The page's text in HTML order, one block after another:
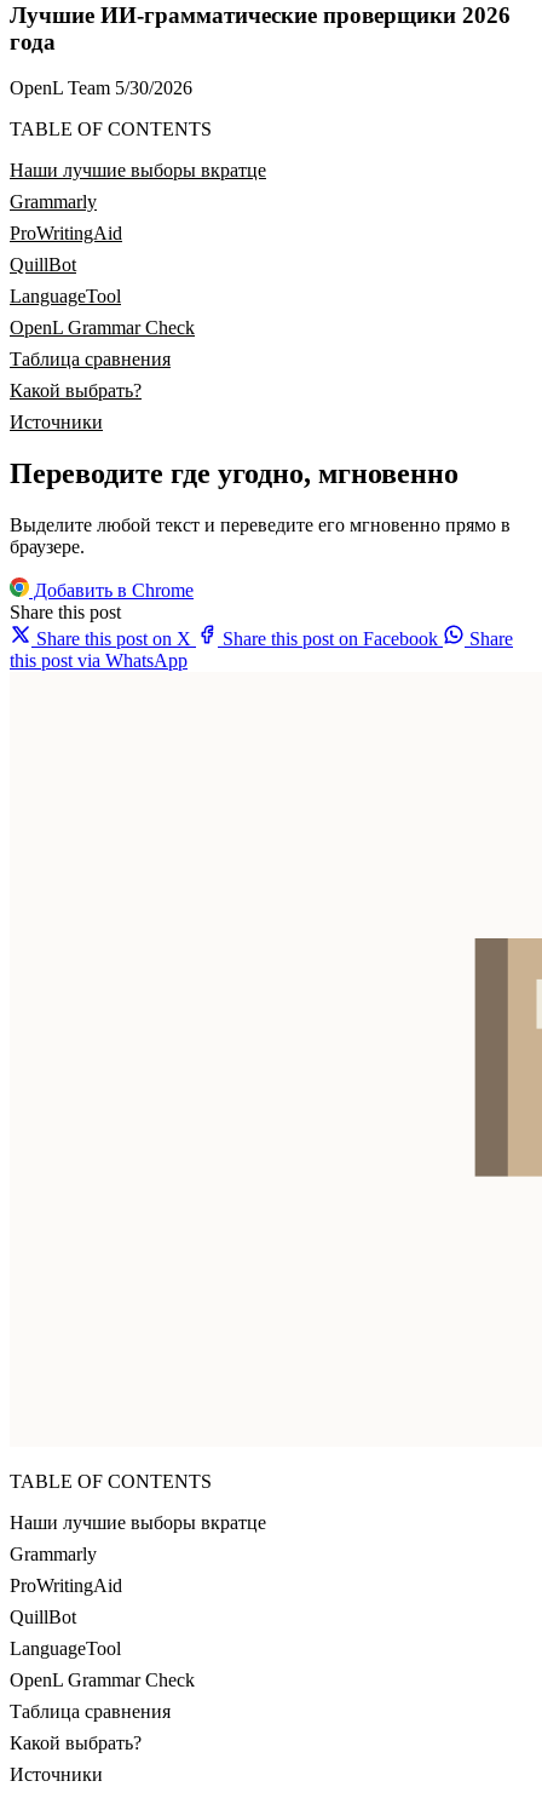
Лучшие ИИ-грамматические проверщики 2026
года
OpenL Team 5/30/2026
TABLE OF CONTENTS
Наши лучшие выборы вкратце
Grammarly
ProWritingAid
QuillBot
LanguageTool
OpenL Grammar Check
Таблица сравнения
Какой выбрать?
Источники
Переводите где угодно, мгновенно
Выделите любой текст и переведите его мгновенно прямо в
браузере.
Добавить в Chrome
Share this post
Share this post on X
Share this post on Facebook
Share
this post via WhatsApp
TABLE OF CONTENTS
Наши лучшие выборы вкратце
Grammarly
ProWritingAid
QuillBot
LanguageTool
OpenL Grammar Check
Таблица сравнения
Какой выбрать?
Источники